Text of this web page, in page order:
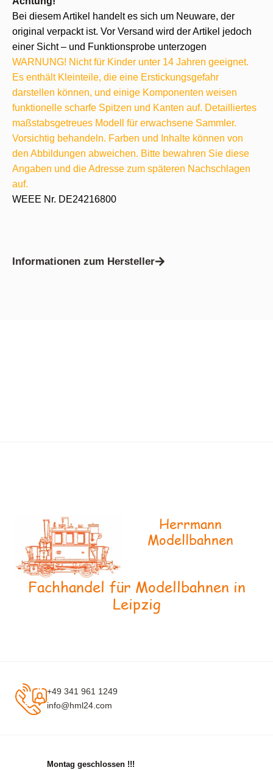
Bei diesem Artikel handelt es sich um Neuware, der
original verpackt ist. Vor Versand wird der Artikel jedoch
einer Sicht – und Funktionsprobe unterzogen
WARNUNG! Nicht für Kinder unter 14 Jahren geeignet.
Es enthält Kleinteile, die eine Erstickungsgefahr
darstellen können, und einige Komponenten weisen
funktionelle scharfe Spitzen und Kanten auf. Detailliertes
maßstabsgetreues Modell für erwachsene Sammler.
Vorsichtig behandeln. Farben und Inhalte können von
den Abbildungen abweichen. Bitte bewahren Sie diese
Angaben und die Adresse zum späteren Nachschlagen
auf.
WEEE Nr. DE24216800
Informationen zum Hersteller
Herrmann
Modellbahnen
Fachhandel für Modellbahnen in
Leipzig
+49 341 961 1249
info@hml24.com
Montag geschlossen !!!